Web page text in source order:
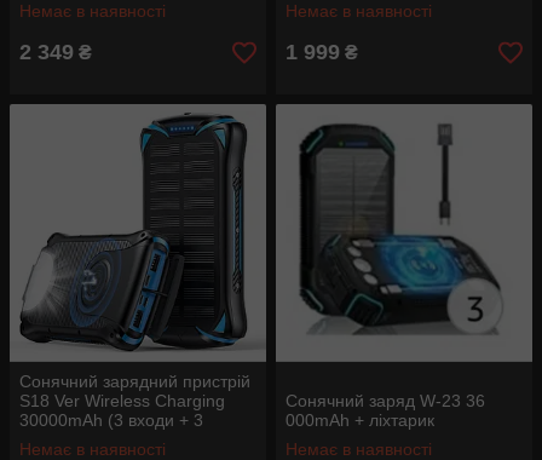
Немає в наявності
2 349 ₴
Немає в наявності
1 999 ₴
Сонячний зарядний пристрій
S18 Ver Wireless Charging
30000mAh (3 входи + 3
виходи) + ліхтар
Немає в наявності
Сонячний заряд W-23 36
000mAh + ліхтарик
Немає в наявності